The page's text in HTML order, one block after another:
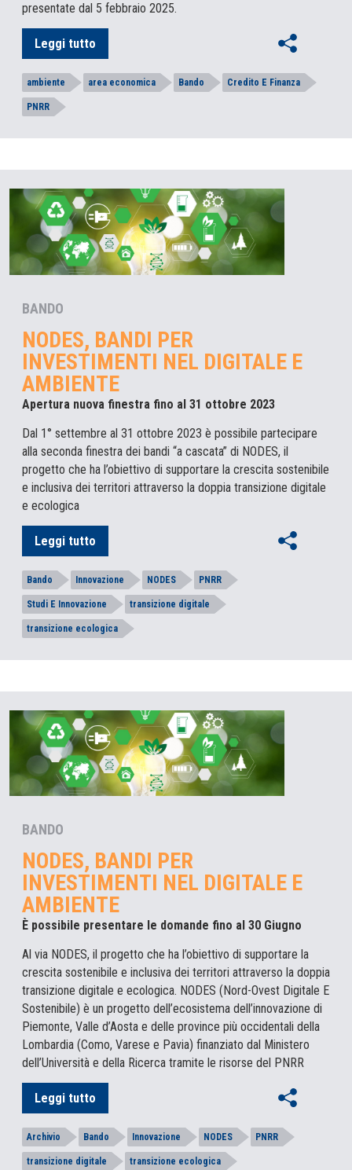
presentate dal 5 febbraio 2025.
Leggi tutto
ambiente area economica Bando Credito E Finanza
PNRR
BANDO
NODES, BANDI PER
INVESTIMENTI NEL DIGITALE E
AMBIENTE
Apertura nuova finestra fino al 31 ottobre 2023
Dal 1° settembre al 31 ottobre 2023 è possibile partecipare
alla seconda finestra dei bandi “a cascata” di NODES, il
progetto che ha l’obiettivo di supportare la crescita sostenibile
e inclusiva dei territori attraverso la doppia transizione digitale
e ecologica
Leggi tutto
Bando Innovazione NODES PNRR
Studi E Innovazione transizione digitale
transizione ecologica
BANDO
NODES, BANDI PER
INVESTIMENTI NEL DIGITALE E
AMBIENTE
È possibile presentare le domande fino al 30 Giugno
Al via NODES, il progetto che ha l’obiettivo di supportare la
crescita sostenibile e inclusiva dei territori attraverso la doppia
transizione digitale e ecologica. NODES (Nord-Ovest Digitale E
Sostenibile) è un progetto dell’ecosistema dell’innovazione di
Piemonte, Valle d’Aosta e delle province più occidentali della
Lombardia (Como, Varese e Pavia) finanziato dal Ministero
dell’Università e della Ricerca tramite le risorse del PNRR
Leggi tutto
Archivio Bando Innovazione NODES PNRR
transizione digitale transizione ecologica